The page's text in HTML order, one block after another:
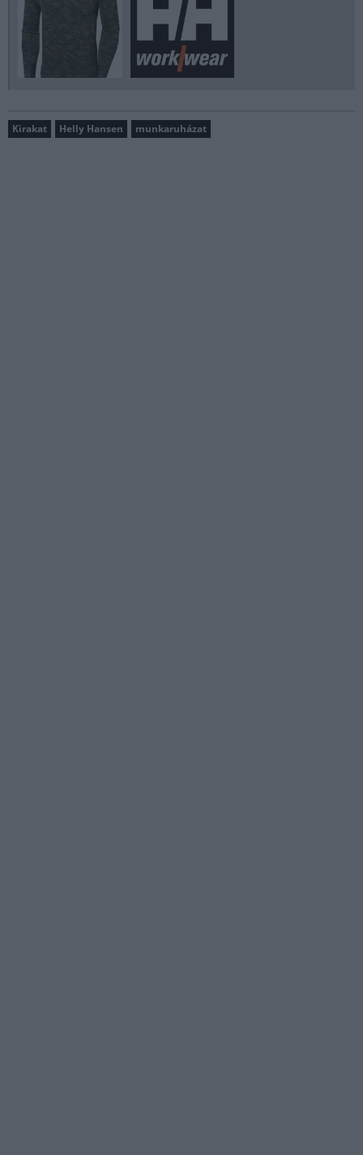
Kirakat Helly Hansen munkaruházat